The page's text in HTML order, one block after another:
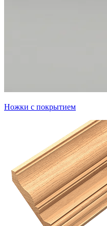
Ножки с покрытием